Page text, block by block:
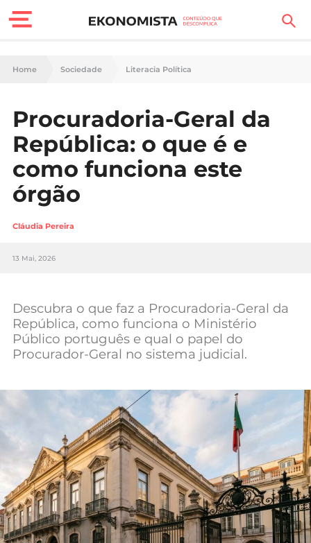
Finanças Pessoais
Carreira
Casa
Lifestyle
Sociedade
Tecnologia
Negócios
Mundial 2026
Home Sociedade Literacia Política
Procuradoria-Geral da
República: o que é e
como funciona este
órgão
Cláudia Pereira
13 Mai, 2026
Descubra o que faz a Procuradoria-Geral da
República, como funciona o Ministério
Público português e qual o papel do
Procurador-Geral no sistema judicial.